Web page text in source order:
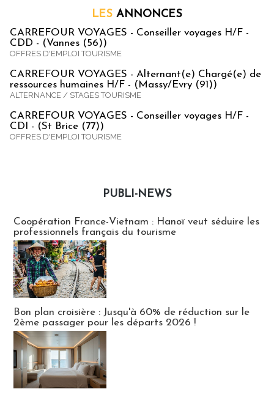
LES ANNONCES
CARREFOUR VOYAGES - Conseiller voyages H/F -
CDD - (Vannes (56))
OFFRES D'EMPLOI TOURISME
CARREFOUR VOYAGES - Alternant(e) Chargé(e) de
ressources humaines H/F - (Massy/Evry (91))
ALTERNANCE / STAGES TOURISME
CARREFOUR VOYAGES - Conseiller voyages H/F -
CDI - (St Brice (77))
OFFRES D'EMPLOI TOURISME
PUBLI-NEWS
Coopération France-Vietnam : Hanoï veut séduire les
professionnels français du tourisme
Bon plan croisière : Jusqu'à 60% de réduction sur le
2ème passager pour les départs 2026 !